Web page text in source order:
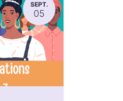
SEPT.
05